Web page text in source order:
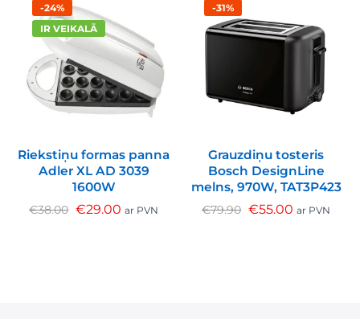
-24%
IR VEIKALĀ
Riekstiņu formas panna
Adler XL AD 3039
1600W
€38.00 €29.00 ar PVN
-31%
Grauzdiņu tosteris
Bosch DesignLine
melns, 970W, TAT3P423
€79.90 €55.00 ar PVN